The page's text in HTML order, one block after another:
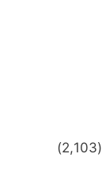
(2,103)